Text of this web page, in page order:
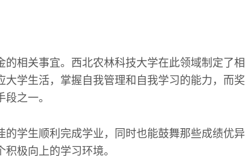
相关事宜。西北农林科技大学在此领域制定了相
学生活，掌握自我管理和自我学习的能力，而奖
之一。
学生顺利完成学业，同时也能鼓舞那些成绩优异
极向上的学习环境。